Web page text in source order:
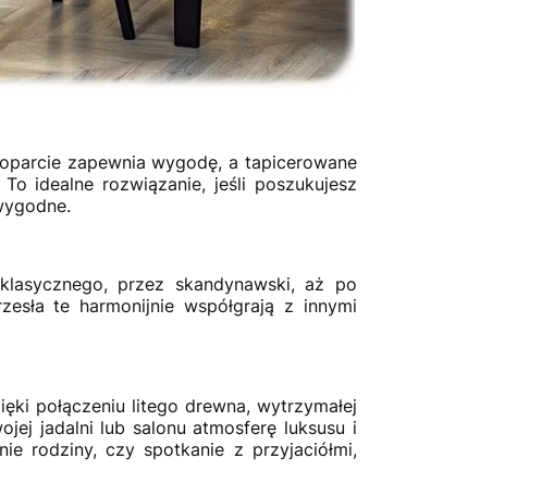
zapewnia wygodę, a tapicerowane
idealne rozwiązanie, jeśli poszukujesz
przez skandynawski, aż po
te harmonijnie współgrają z innymi
połączeniu litego drewna, wytrzymałej
jadalni lub salonu atmosferę luksusu i
rodziny, czy spotkanie z przyjaciółmi,